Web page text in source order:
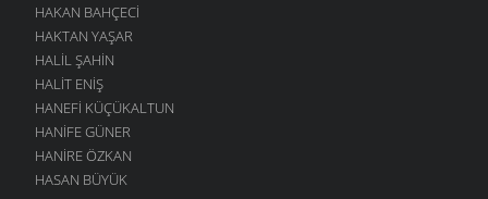
HAKAN BAHÇECI
HAKTAN YAŞAR
HALIL ŞAHIN
HALIT ENIŞ
HANEFI KÜÇÜKALTUN
HANIFE GÜNER
HANIRE ÖZKAN
HASAN BÜYÜK